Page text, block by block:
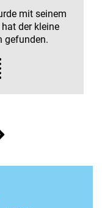
mit seinem
der kleine
gefunden.